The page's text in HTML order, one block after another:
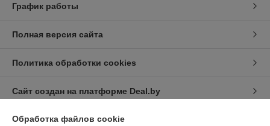
График работы
Полная версия сайта
Политика обработки cookies
Сайт создан на платформе Deal.by
Обработка файлов cookie